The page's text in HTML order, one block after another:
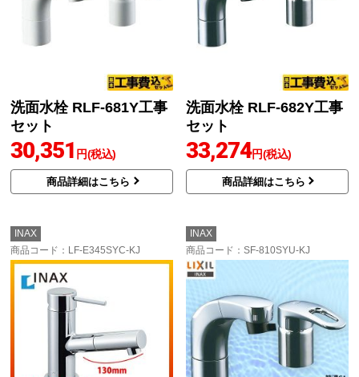
洗面水栓 RLF-681Y工事
セット
30,351 円(税込)
商品詳細はこちら
洗面水栓 RLF-682Y工事
セット
33,274円(税込)
商品詳細はこちら
INAX
商品コード ：LF-E345SYC-KJ
INAX
商品コード ：SF-810SYU-KJ